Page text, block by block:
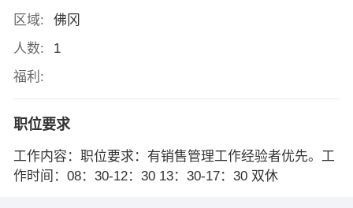
区域:
佛冈
人数:
1
福利:
职位要求
工作内容：职位要求：有销售管理工作经验者优先。工
作时间：08：30-12：30 13：30-17：30 双休